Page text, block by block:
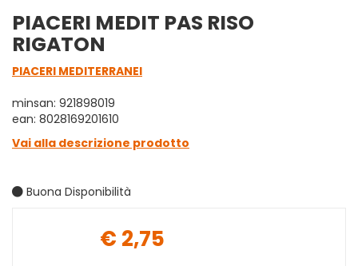
PIACERI MEDIT PAS RISO
RIGATON
PIACERI MEDITERRANEI
minsan: 921898019
ean: 8028169201610
Vai alla descrizione prodotto
Buona Disponibilità
€ 2,75